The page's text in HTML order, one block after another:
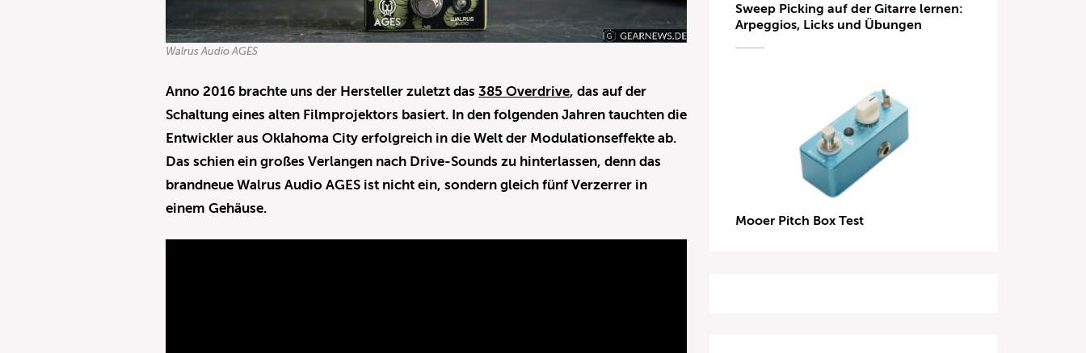
Walrus Audio AGES
Anno 2016 brachte uns der Hersteller zuletzt das385 Overdrive, das auf der
Schaltung eines alten Filmprojektors basiert. In den folgenden Jahren tauchten die
Entwickler aus Oklahoma City erfolgreich in die Welt der Modulationseffekte ab.
Das schien ein großes Verlangen nach Drive-Sounds zu hinterlassen, denn das
brandneue Walrus Audio AGES ist nicht ein, sondern gleich fünf Verzerrer in
einem Gehäuse.
Sweep Picking auf der Gitarre lernen:
Arpeggios, Licks und Übungen
Mooer Pitch Box Test